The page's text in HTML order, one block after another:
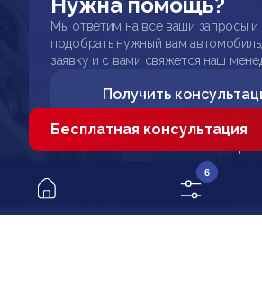
Мы ответим на все ваши запросы
подобрать нужный вам
заявку и с вами свяжется наш
Получить
6
Бесплатная консультация